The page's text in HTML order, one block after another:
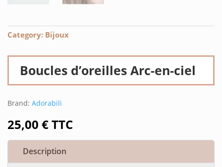
Category: Bijoux
Boucles d’oreilles Arc-en-ciel
Brand: Adorabili
25,00 €TTC
Description